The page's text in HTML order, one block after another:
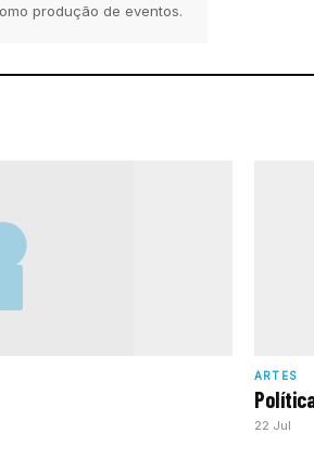
produção de eventos.
ARTES
22 Jul